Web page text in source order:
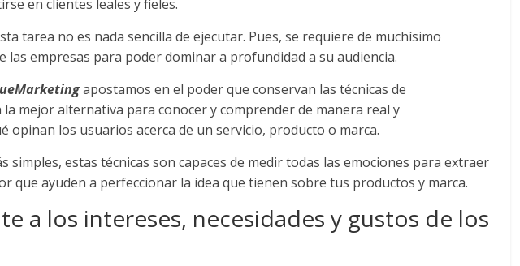
en clientes leales y fieles.
tarea no es nada sencilla de ejecutar. Pues, se requiere de muchísimo
las empresas para poder dominar a profundidad a su audiencia.
apostamos en el poder que conservan las técnicas de
mejor alternativa para conocer y comprender de manera real y
opinan los usuarios acerca de un servicio, producto o marca.
simples, estas técnicas son capaces de medir todas las emociones para extraer
que ayuden a perfeccionar la idea que tienen sobre tus productos y marca.
los intereses, necesidades y gustos de los